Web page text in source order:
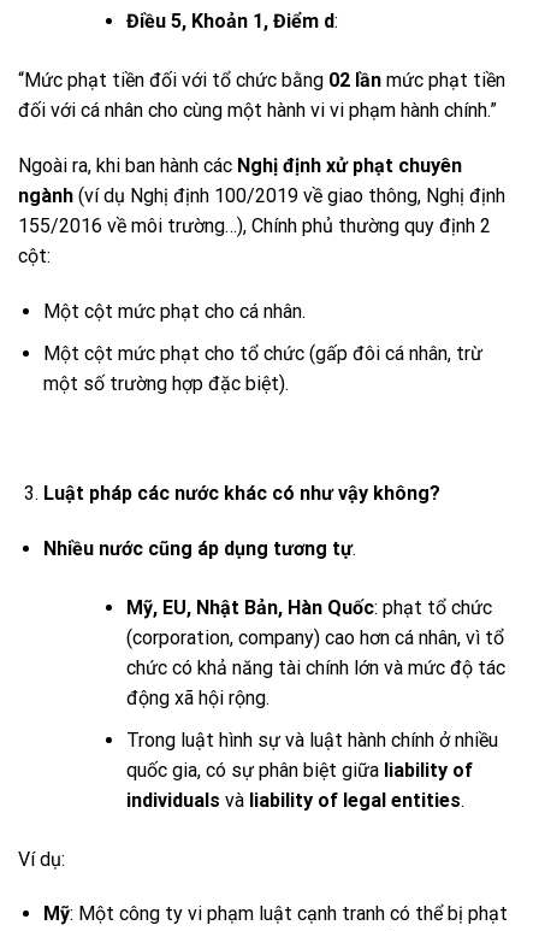
Điều 5, Khoản 1, Điểm d:
“Mức phạt tiền đối với tổ chức bằng 02 lần mức phạt tiền
đối với cá nhân cho cùng một hành vi vi phạm hành chính.”
Ngoài ra, khi ban hành các Nghị định xử phạt chuyên
ngành (ví dụ Nghị định 100/2019 về giao thông, Nghị định
155/2016 về môi trường…), Chính phủ thường quy định 2
cột:
Một cột mức phạt cho cá nhân.
Một cột mức phạt cho tổ chức (gấp đôi cá nhân, trừ
một số trường hợp đặc biệt).
Luật pháp các nước khác có như vậy không?
Nhiều nước cũng áp dụng tương tự.
Mỹ, EU, Nhật Bản, Hàn Quốc: phạt tổ chức
(corporation, company) cao hơn cá nhân, vì tổ
chức có khả năng tài chính lớn và mức độ tác
động xã hội rộng.
Trong luật hình sự và luật hành chính ở nhiều
quốc gia, có sự phân biệt giữa liability of
individuals và liability of legal entities.
Ví dụ:
Mỹ: Một công ty vi phạm luật cạnh tranh có thể bị phạt